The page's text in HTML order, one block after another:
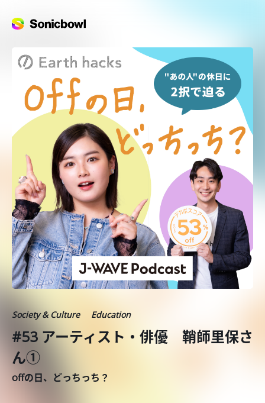
Society & Culture Education
#53 アーティスト・俳優 鞘師里保さ
ん①
offの日、どっちっち？